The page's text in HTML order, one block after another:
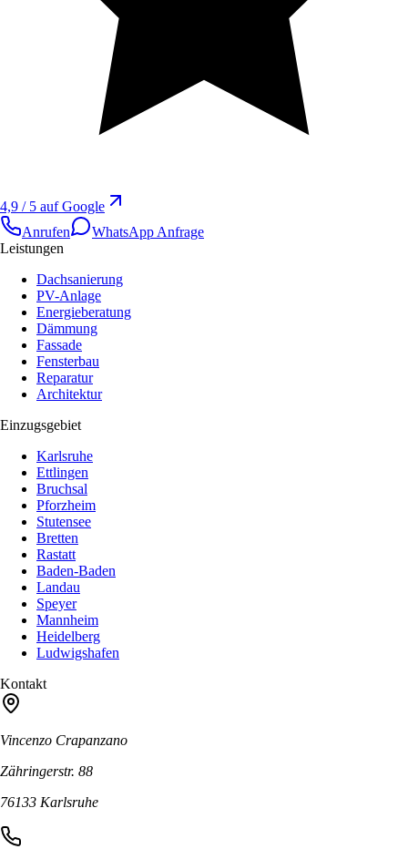
4,9 / 5 auf Google
Anrufen
WhatsApp Anfrage
Leistungen
Dachsanierung
PV-Anlage
Energieberatung
Dämmung
Fassade
Fensterbau
Reparatur
Architektur
Einzugsgebiet
Karlsruhe
Ettlingen
Bruchsal
Pforzheim
Stutensee
Bretten
Rastatt
Baden-Baden
Landau
Speyer
Mannheim
Heidelberg
Ludwigshafen
Kontakt
Vincenzo Crapanzano
Zähringerstr. 88
76133 Karlsruhe